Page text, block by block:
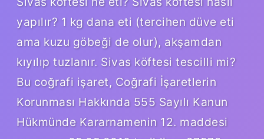
yapılır? 1 kg dana eti (tercihen düve eti
ama kuzu göbeği de olur), akşamdan
kıyılıp tuzlanır. Sivas köftesi tescilli mi?
Bu coğrafi işaret, Coğrafi İşaretlerin
Korunması Hakkında 555 Sayılı Kanun
Hükmünde Kararnamenin 12. maddesi